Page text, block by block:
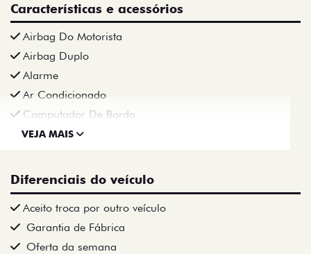
Características e acessórios
Airbag Do Motorista
Airbag Duplo
Alarme
Ar Condicionado
Computador De Bordo
VEJA MAIS
Diferenciais do veículo
Aceito troca por outro veículo
Garantia de Fábrica
Oferta da semana